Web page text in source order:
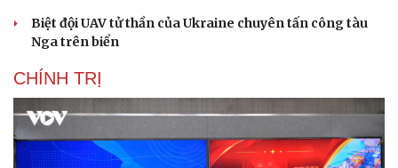
Biệt đội UAV tử thần của Ukraine chuyên tấn công tàu
Nga trên biển
CHÍNH TRỊ